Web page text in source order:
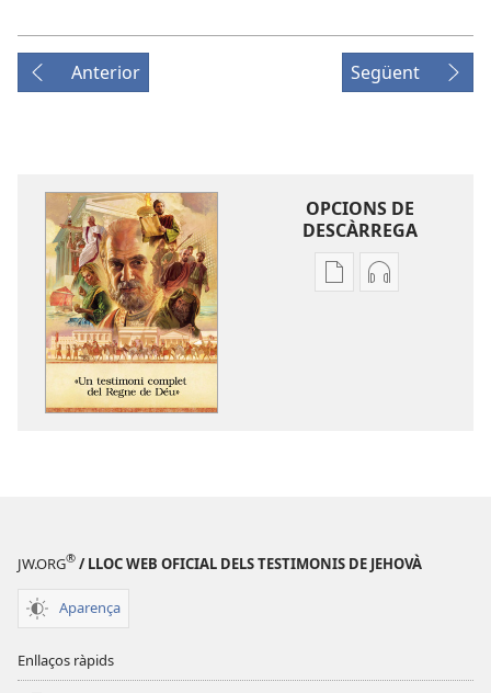
Anterior Següent
OPCIONS DE
DESCÀRREGA
Opcions
Déu»
Opcions
JW.ORG® / LLOC WEB OFICIAL DELS TESTIMONIS DE JEHOVÀ
Aparença
Enllaços ràpids